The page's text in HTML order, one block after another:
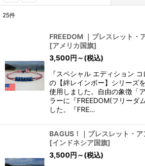
絞り込む
25件
FREEDOM ｜ブレスレット・
[アメリカ国旗]
3,500円 ～(税込)
『スペシャル エディション
の【絆レインボー】シリーズ
使用しました。自由の象徴「
ラーに『FREEDOM(フリーダ
した。『FRE…
BAGUS！｜ブレスレット・ア
[インドネシア国旗]
3,500円 ～(税込)